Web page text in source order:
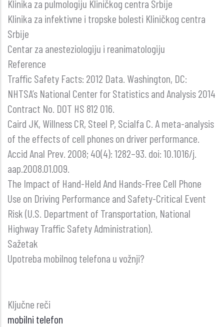
Klinika za pulmologiju Kliničkog centra Srbije
Klinika za infektivne i tropske bolesti Kliničkog centra
Srbije
Centar za anesteziologiju i reanimatologiju
Reference
Traffic Safety Facts: 2012 Data. Washington, DC:
NHTSA’s National Center for Statistics and Analysis 2014
Contract No. DOT HS 812 016.
Caird JK, Willness CR, Steel P, Scialfa C. A meta-analysis
of the effects of cell phones on driver performance.
Accid Anal Prev. 2008; 40(4): 1282–93. doi: 10.1016/j.
aap.2008.01.009.
The Impact of Hand-Held And Hands-Free Cell Phone
Use on Driving Performance and Safety-Critical Event
Risk (U.S. Department of Transportation, National
Highway Traffic Safety Administration).
Sažetak
Upotreba mobilnog telefona u vožnji?
Ključne reči
mobilni telefon